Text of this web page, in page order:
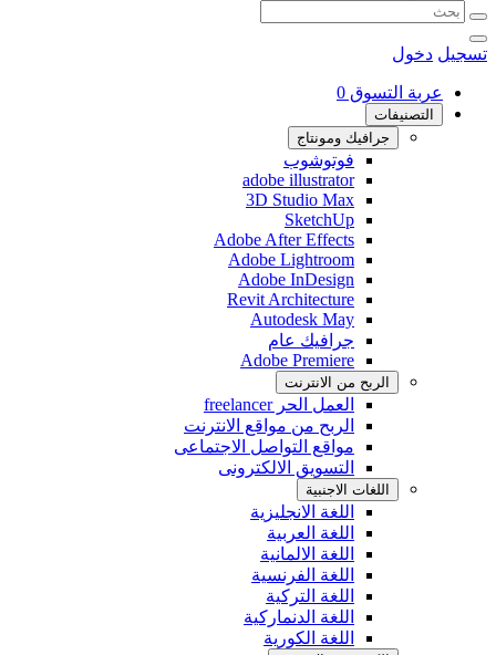
تسجيل دخول
عربة التسوق 0
التصنيفات
جرافيك ومونتاج
فوتوشوب
adobe illustrator
3D Studio Max
SketchUp
Adobe After Effects
Adobe Lightroom
Adobe InDesign
Revit Architecture
Autodesk May
جرافيك عام
Adobe Premiere
الربح من اﻻنترنت
العمل الحر freelancer
الربح من مواقع الانترنت
مواقع التواصل اﻻجتماعى
التسويق اﻻلكترونى
اللغات اﻻجنبية
اللغة اﻻنجليزية
اللغة العربية
اللغة اﻻلمانية
اللغة الفرنسية
اللغة التركية
اللغة الدنماركية
اللغة الكورية